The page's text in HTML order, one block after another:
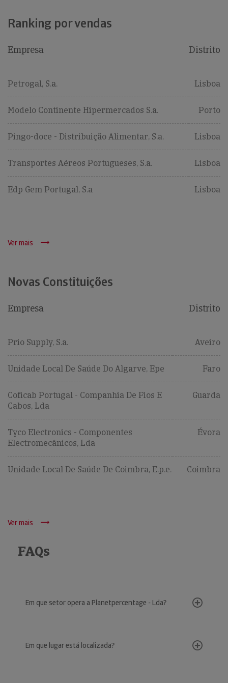
Ranking por vendas
Empresa Distrito
Petrogal, S.a. Lisboa
Modelo Continente Hipermercados S.a. Porto
Pingo-doce - Distribuição Alimentar, S.a. Lisboa
Transportes Aéreos Portugueses, S.a. Lisboa
Edp Gem Portugal, S.a Lisboa
Ver mais
Novas Constituições
Empresa Distrito
Prio Supply, S.a. Aveiro
Unidade Local De Saúde Do Algarve, Epe Faro
Coficab Portugal - Companhia De Fios E
Cabos, Lda
Guarda
Tyco Electronics - Componentes
Electromecânicos, Lda
Évora
Unidade Local De Saúde De Coimbra, E.p.e. Coimbra
Ver mais
FAQs
Em que setor opera a Planetpercentage - Lda?
Em que lugar está localizada?